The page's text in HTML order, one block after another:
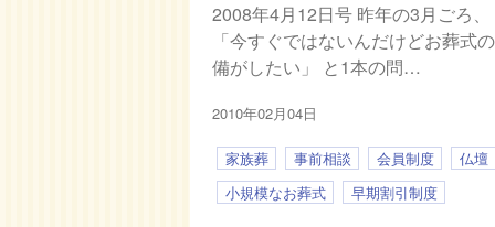
2008年4月12日号 昨年の3月ごろ、
「今すぐではないんだけどお葬式
備がしたい」 と1本の問…
2010年02月04日
家族葬 事前相談 会員制度
仏壇
小規模なお葬式
早期割引制度